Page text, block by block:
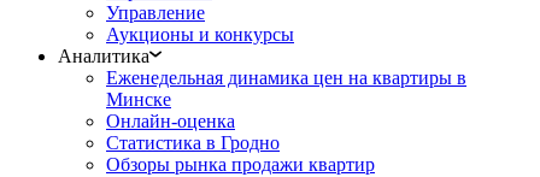
Управление
Аукционы и конкурсы
Аналитика
Еженедельная динамика цен на квартиры в
Минске
Онлайн-оценка
Статистика в Гродно
Обзоры рынка продажи квартир